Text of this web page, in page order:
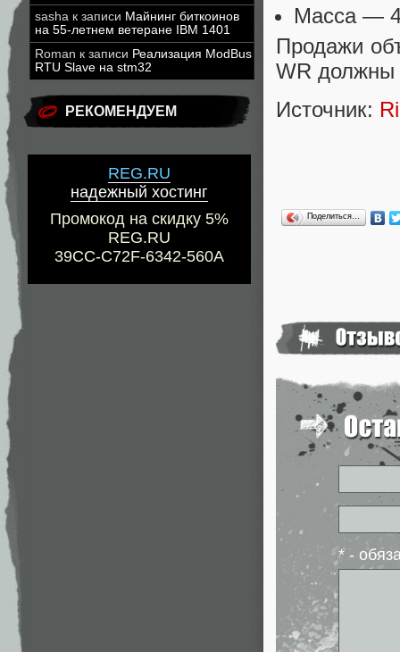
sasha к записи Майнинг биткоинов
на 55-летнем ветеране IBM 1401
Roman к записи Реализация ModBus
RTU Slave на stm32
РЕКОМЕНДУЕМ
REG.RU
надежный хостинг
Промокод на скидку 5%
REG.RU
39CC-C72F-6342-560A
Масса —
Продажи
WR должны
Источник:
Поделиться…
* -